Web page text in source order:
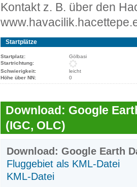
Kontakt z. B. über den
Startplätze
Startplatz:
Gölbasi
Startrichtung:
Schwierigkeit:
leicht
Höhe über NN:
0
Download: Google
(IGC, OLC)
Download: Google Earth
Fluggebiet als KML-Datei
KML-Datei